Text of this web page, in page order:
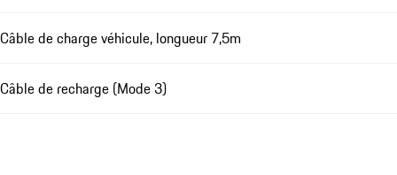
Câble de charge véhicule, longueur 7,5m
Câble de recharge (Mode 3)